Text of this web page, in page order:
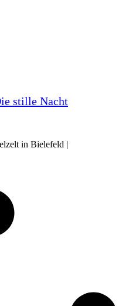
stille Nacht
in Bielefeld |